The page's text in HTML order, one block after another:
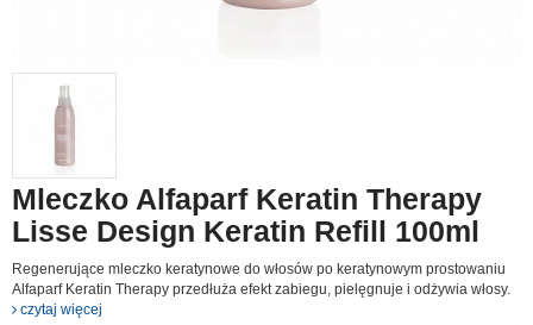
Mleczko Alfaparf Keratin Therapy
Lisse Design Keratin Refill 100ml
Regenerujące mleczko keratynowe do włosów po keratynowym prostowaniu
Alfaparf Keratin Therapy przedłuża efekt zabiegu, pielęgnuje i odżywia włosy.
czytaj więcej